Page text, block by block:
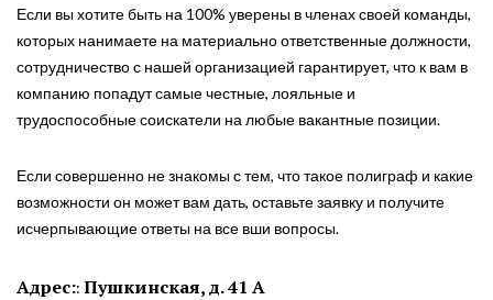
Если вы хотите быть на 100% уверены в членах своей команды,
которых нанимаете на материально ответственные должности,
сотрудничество с нашей организацией гарантирует, что к вам в
компанию попадут самые честные, лояльные и
трудоспособные соискатели на любые вакантные позиции.
Если совершенно не знакомы с тем, что такое полиграф и какие
возможности он может вам дать, оставьте заявку и получите
исчерпывающие ответы на все вши вопросы.
Адрес: Пушкинская, д. 41 А